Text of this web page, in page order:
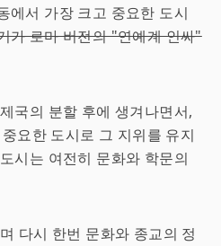
에서 가장 크고 중요한 도시
가 로마 버전의 "연예계 인싸"
국의 분할 후에 생겨나면서,
요한 도시로 그 지위를 유지
시는 여전히 문화와 학문의
다시 한번 문화와 종교의 정